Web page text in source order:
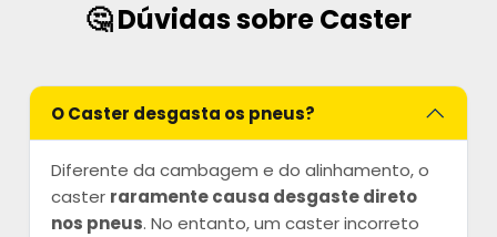
🤔 Dúvidas sobre Caster
O Caster desgasta os pneus?
Diferente da cambagem e do alinhamento, o
caster raramente causa desgaste direto
nos pneus. No entanto, um caster incorreto